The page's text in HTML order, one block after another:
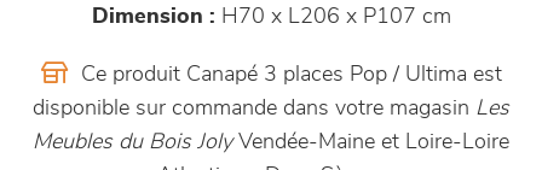
Dimension : H70 x L206 x P107 cm
Ce produit Canapé 3 places Pop / Ultima est
disponible sur commande dans votre magasin Les
Meubles du Bois JolyVendée-Maine et Loire-Loire